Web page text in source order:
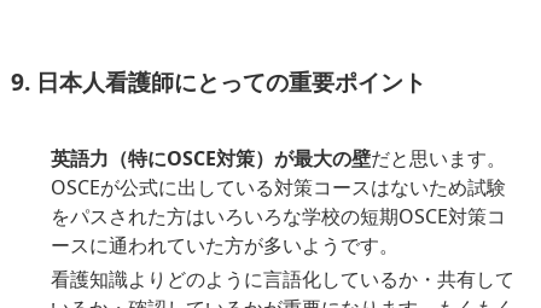
9. 日本人看護師にとっての重要ポイント
英語力（特にOSCE対策）が最大の壁だと思います。
OSCEが公式に出している対策コースはないため試験
をパスされた方はいろいろな学校の短期OSCE対策コ
ースに通われていた方が多いようです。
看護知識よりどのように言語化しているか・共有して